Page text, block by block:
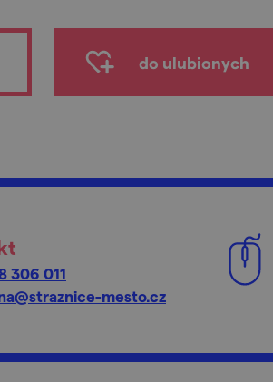
do ulubionych
306 011
mesto.cz